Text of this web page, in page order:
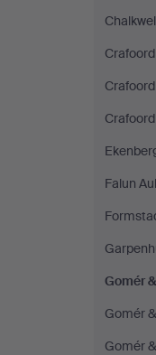
Falun
Gomér
Gomér
Gomér